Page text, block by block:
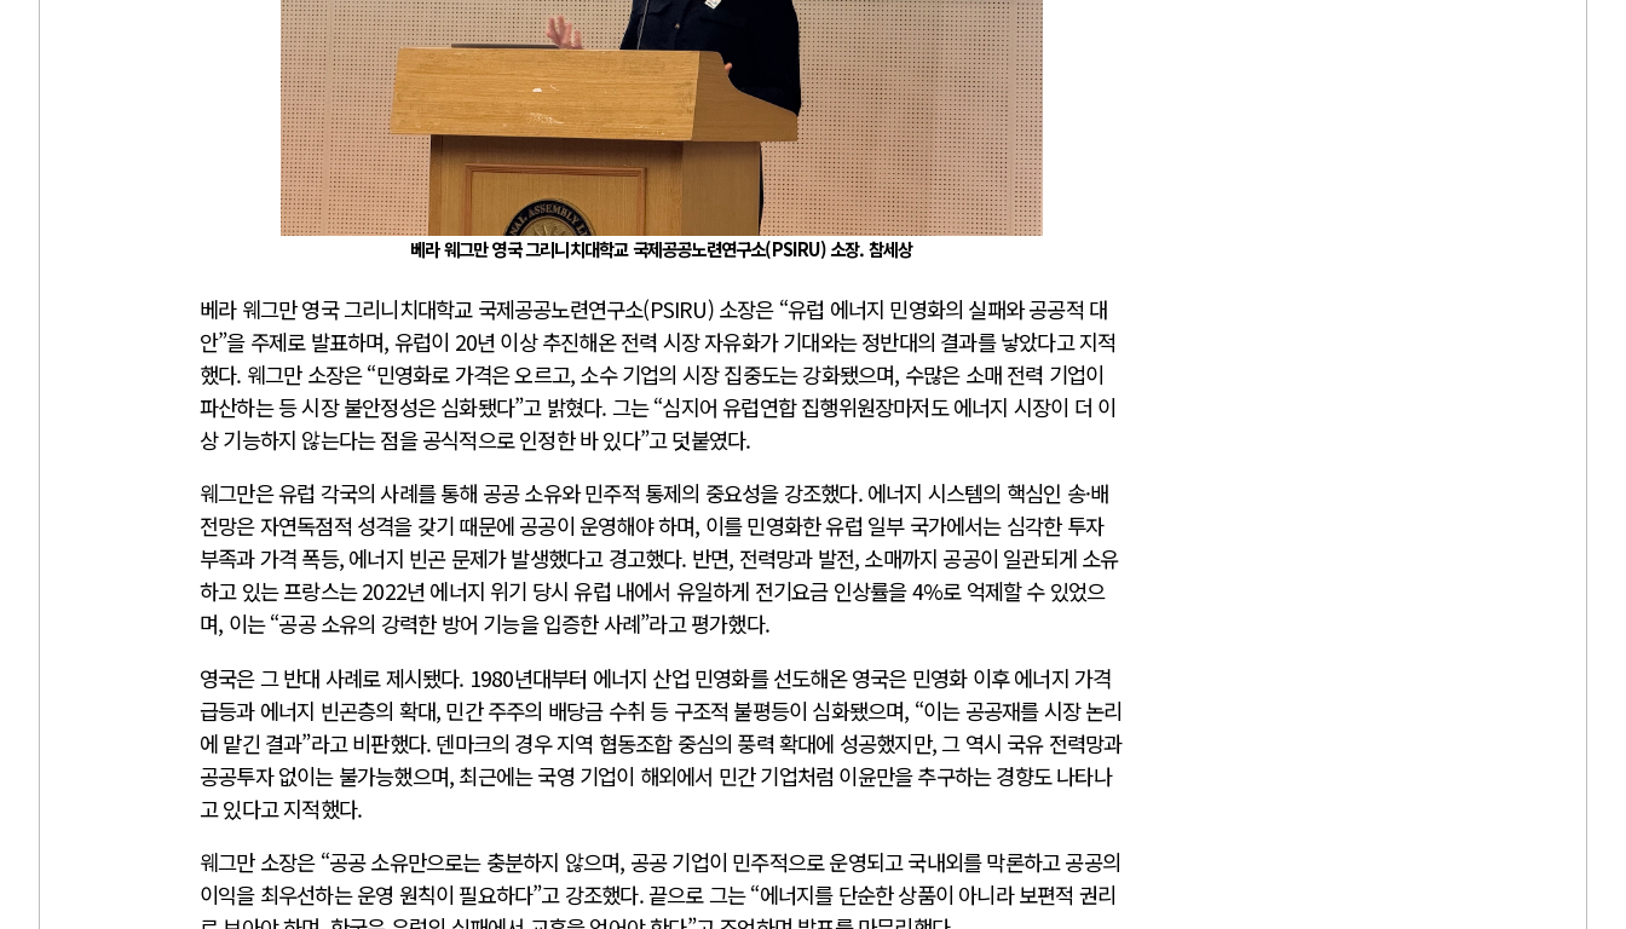
베라 웨그만 영국 그리니치대학교 국제공공노련연구소(PSIRU) 소장. 참세상
베라 웨그만 영국 그리니치대학교 국제공공노련연구소(PSIRU) 소장은 “유럽 에너지 민영화의 실패와 공공적 대
안”을 주제로 발표하며, 유럽이 20년 이상 추진해온 전력 시장 자유화가 기대와는 정반대의 결과를 낳았다고 지적
했다. 웨그만 소장은 “민영화로 가격은 오르고, 소수 기업의 시장 집중도는 강화됐으며, 수많은 소매 전력 기업이
파산하는 등 시장 불안정성은 심화됐다”고 밝혔다. 그는 “심지어 유럽연합 집행위원장마저도 에너지 시장이 더 이
상 기능하지 않는다는 점을 공식적으로 인정한 바 있다”고 덧붙였다.
웨그만은 유럽 각국의 사례를 통해 공공 소유와 민주적 통제의 중요성을 강조했다. 에너지 시스템의 핵심인 송·배
전망은 자연독점적 성격을 갖기 때문에 공공이 운영해야 하며, 이를 민영화한 유럽 일부 국가에서는 심각한 투자
부족과 가격 폭등, 에너지 빈곤 문제가 발생했다고 경고했다. 반면, 전력망과 발전, 소매까지 공공이 일관되게 소유
하고 있는 프랑스는 2022년 에너지 위기 당시 유럽 내에서 유일하게 전기요금 인상률을 4%로 억제할 수 있었으
며, 이는 “공공 소유의 강력한 방어 기능을 입증한 사례”라고 평가했다.
영국은 그 반대 사례로 제시됐다. 1980년대부터 에너지 산업 민영화를 선도해온 영국은 민영화 이후 에너지 가격
급등과 에너지 빈곤층의 확대, 민간 주주의 배당금 수취 등 구조적 불평등이 심화됐으며, “이는 공공재를 시장 논리
에 맡긴 결과”라고 비판했다. 덴마크의 경우 지역 협동조합 중심의 풍력 확대에 성공했지만, 그 역시 국유 전력망과
공공투자 없이는 불가능했으며, 최근에는 국영 기업이 해외에서 민간 기업처럼 이윤만을 추구하는 경향도 나타나
고 있다고 지적했다.
웨그만 소장은 “공공 소유만으로는 충분하지 않으며, 공공 기업이 민주적으로 운영되고 국내외를 막론하고 공공의
이익을 최우선하는 운영 원칙이 필요하다”고 강조했다. 끝으로 그는 “에너지를 단순한 상품이 아니라 보편적 권리